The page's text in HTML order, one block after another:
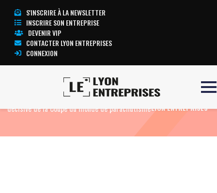
S'INSCRIRE À LA NEWSLETTER
INSCRIRE SON ENTREPRISE
DEVENIR VIP
CONTACTER LYON ENTREPRISES
CONNEXION
Corbas accueille une étape
décisive de la Coupe du monde de parachutisme
TOUTE L’ACTUALITÉ
LYON ENTREPRISES